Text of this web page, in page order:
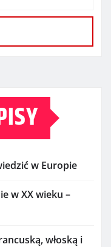
w Europie
w XX wieku –
włoską i